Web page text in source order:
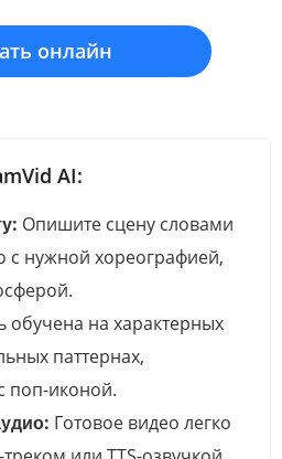
онлайн
AI:
Опишите сцену словами
с нужной хореографией,
обучена на характерных
паттернах,
поп-иконой.
Готовое видео легко